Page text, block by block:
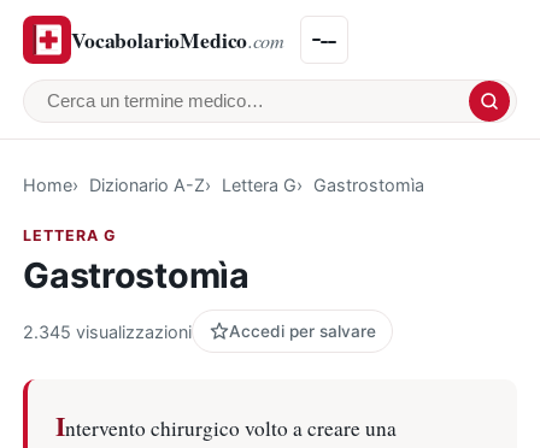
VocabolarioMedico.com
Cerca un termine medico
Home Dizionario A-Z Lettera G Gastrostomìa
LETTERA G
Gastrostomìa
2.345 visualizzazioni Accedi per salvare
Intervento chirurgico volto a creare una